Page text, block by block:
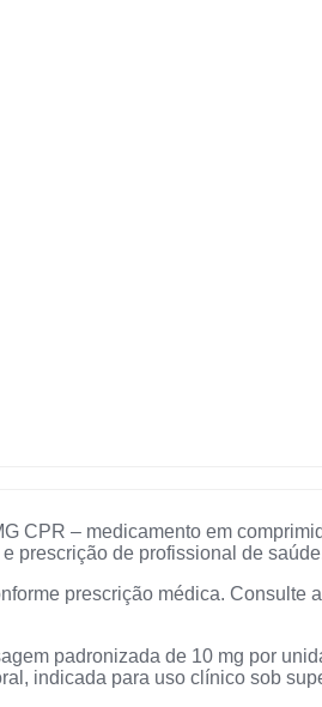
CPR – medicamento em
prescrição de profissional de
prescrição médica. Consulte
padronizada de 10 mg por
indicada para uso clínico sob